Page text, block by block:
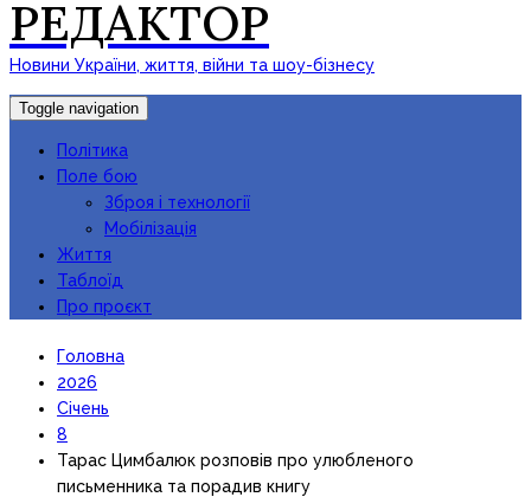
РЕДАКТОР
Новини України, життя, війни та шоу-бізнесу
Toggle navigation
Політика
Поле бою
Зброя і технології
Мобілізація
Життя
Таблоїд
Про проєкт
Головна
2026
Січень
8
Тарас Цимбалюк розповів про улюбленого
письменника та порадив книгу